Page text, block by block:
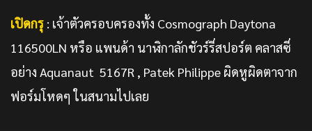
เปิดกรุ : เจ้าตัวครอบครองทั้ง Cosmograph Daytona
116500LN หรือ แพนด้า นาฬิกาลักชัวร์รี่สปอร์ต คลาสซี่
อย่าง Aquanaut 5167R , Patek Philippe ผิดหูผิดตาจาก
ฟอร์มโหดๆ ในสนามไปเลย